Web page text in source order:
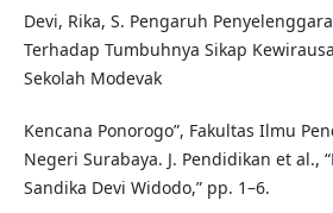
Devi, Rika, S. Pengaruh
Terhadap Tumbuhnya Sikap
Sekolah Modevak
Kencana Ponorogo”, Fakultas Ilmu
Negeri Surabaya. J. Pendidikan et al.,
Sandika Devi Widodo,” pp. 1–6.